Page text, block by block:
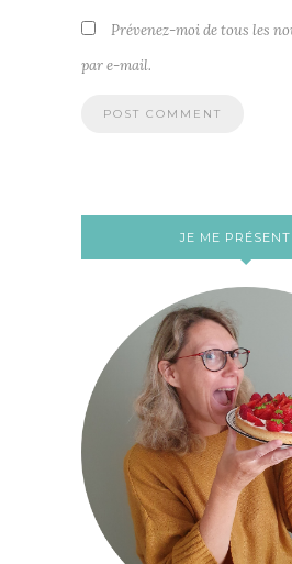
Prévenez-moi de tous les
par e-mail.
JE ME